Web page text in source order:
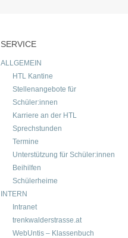
SERVICE
ALLGEMEIN
HTL Kantine
Stellenangebote für
Schüler:innen
Karriere an der HTL
Sprechstunden
Termine
Unterstützung für Schüler:innen
Beihilfen
Schülerheime
INTERN
Intranet
trenkwalderstrasse.at
WebUntis – Klassenbuch